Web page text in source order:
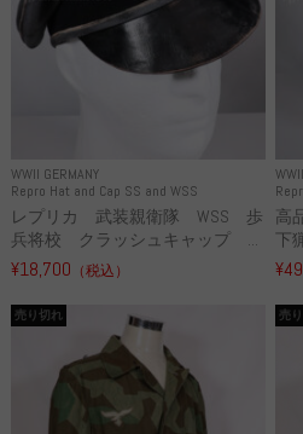
WWII GERMANY
Repro Hat and Cap SS and WSS
レプリカ 武装親衛隊 WSS 歩
兵将校 クラッシュキャップ ...
¥18,700 （税込）
高
下
売り切れ 売